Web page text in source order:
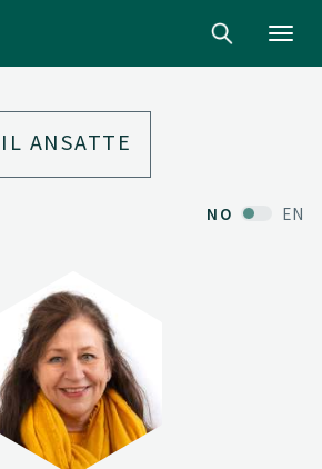
ANSATTE
NO EN